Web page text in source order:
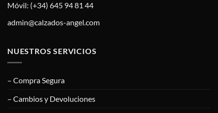
Móvil: (+34) 645 94 81 44
admin@calzados-angel.com
NUESTROS SERVICIOS
– Compra Segura
– Cambios y Devoluciones